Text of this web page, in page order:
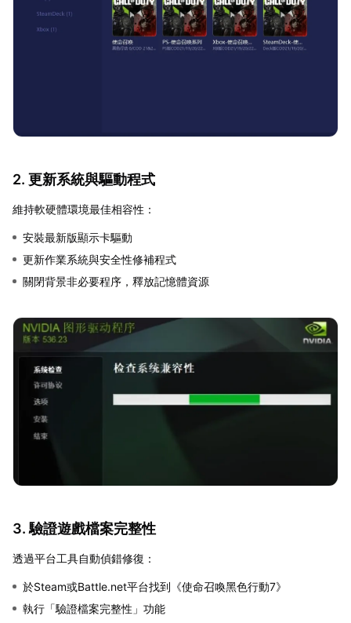
2. 更新系統與驅動程式
維持軟硬體環境最佳相容性：
安裝最新版顯示卡驅動
更新作業系統與安全性修補程式
關閉背景非必要程序，釋放記憶體資源
3. 驗證遊戲檔案完整性
透過平台工具自動偵錯修復：
於Steam或Battle.net平台找到《使命召喚黑色行動7》
執行「驗證檔案完整性」功能